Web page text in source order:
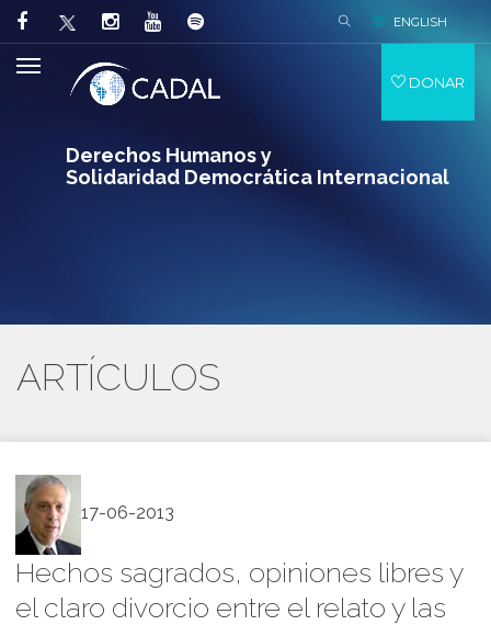
Derechos Humanos y
Solidaridad Democrática Internacional
ENGLISH
DONAR
ARTÍCULOS
17-06-2013
Hechos sagrados, opiniones libres y
el claro divorcio entre el relato y las